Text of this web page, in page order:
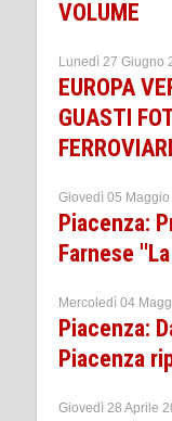
VOLUME
Lunedì 27 Giugno
EUROPA
GUASTI
Giovedì 05 Maggio
Piacenza:
Farnese
Mercoledì 04
Piacenza:
Piacenza
Giovedì 28 Aprile